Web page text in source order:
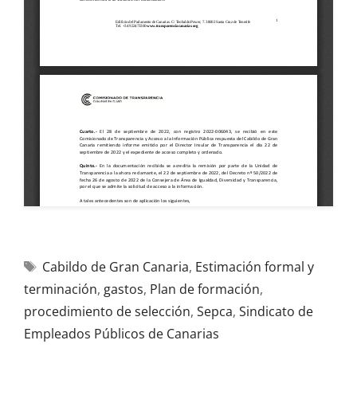
Cabildo de Gran Canaria, Estimación formal y
terminación, gastos, Plan de formación,
procedimiento de selección, Sepca, Sindicato de
Empleados Públicos de Canarias